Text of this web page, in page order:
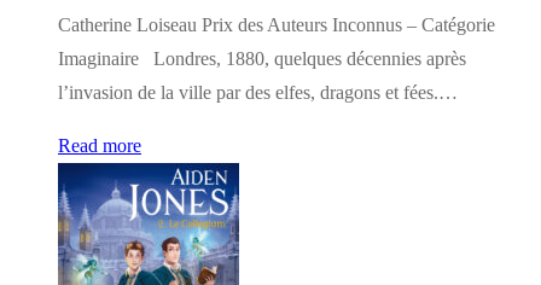
Catherine Loiseau Prix des Auteurs Inconnus – Catégorie
Imaginaire Londres, 1880, quelques décennies après
l’invasion de la ville par des elfes, dragons et fées.…
Read more